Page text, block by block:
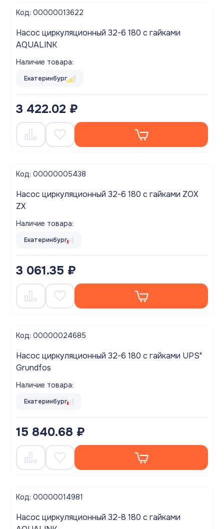
Код: 00000013622
Насос циркуляционный 32-6 180 с гайками
AQUALINK
Наличие товара:
Екатеринбург
3 422.02 ₽
Код: 00000005438
Насос циркуляционный 32-6 180 с гайками ZOX
ZX
Наличие товара:
Екатеринбург
3 061.35 ₽
Код: 00000024685
Насос циркуляционный 32-6 180 с гайками UPS"
Grundfos
Наличие товара:
Екатеринбург
15 840.68 ₽
Код: 00000014981
Насос циркуляционный 32-8 180 с гайками